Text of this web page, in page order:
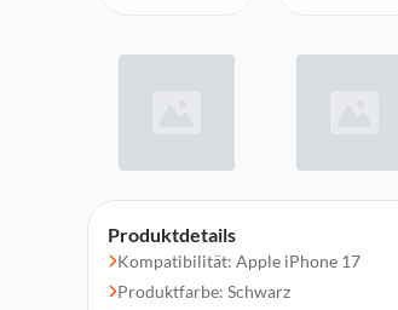
Produktdetails
Kompatibilität: Apple iPhone 17
Produktfarbe: Schwarz